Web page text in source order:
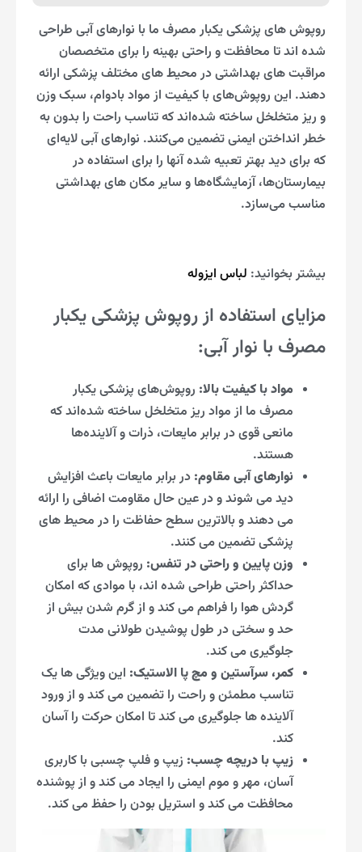
روپوش های پزشکی یکبار مصرف ما با نوارهای آبی طراحی
شده اند تا محافظت و راحتی بهینه را برای متخصصان
مراقبت های بهداشتی در محیط های مختلف پزشکی ارائه
دهند. این روپوش‌های با کیفیت از مواد بادوام، سبک وزن
و ریز متخلخل ساخته شده‌اند که تناسب راحت را بدون به
خطر انداختن ایمنی تضمین می‌کنند. نوارهای آبی لایه‌ای
که برای دید بهتر تعبیه شده آنها را برای استفاده در
بیمارستان‌ها، آزمایشگاه‌ها و سایر مکان های بهداشتی
مناسب می‌سازد.
بیشتر بخوانید: لباس ایزوله
مزایای استفاده از روپوش پزشکی یکبار
مصرف با نوار آبی:
مواد با کیفیت بالا: روپوش‌های پزشکی یکبار
مصرف ما از مواد ریز متخلخل ساخته شده‌اند که
مانعی قوی در برابر مایعات، ذرات و آلاینده‌ها
هستند.
نوارهای آبی مقاوم: در برابر مایعات باعث افزایش
دید می شوند و در عین حال مقاومت اضافی را ارائه
می دهند و بالاترین سطح حفاظت را در محیط های
پزشکی تضمین می کنند.
وزن پایین و راحتی در تنفس: روپوش ها برای
حداکثر راحتی طراحی شده اند، با موادی که امکان
گردش هوا را فراهم می کند و از گرم شدن بیش از
حد و سختی در طول پوشیدن طولانی مدت
جلوگیری می کند.
کمر، سرآستین و مچ پا الاستیک: این ویژگی ها یک
تناسب مطمئن و راحت را تضمین می کند و از ورود
آلاینده ها جلوگیری می کند تا امکان حرکت را آسان
کند.
زیپ با دریچه چسب: زیپ و فلپ چسبی با کاربری
آسان، مهر و موم ایمنی را ایجاد می کند و از پوشنده
محافظت می کند و استریل بودن را حفظ می کند.